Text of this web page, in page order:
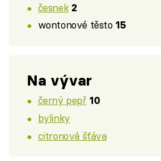
česnek 2
wontonové těsto 15
Na vývar
černý pepř 10
bylinky
citronová šťáva